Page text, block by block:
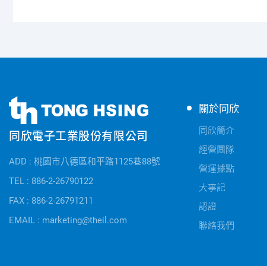
同
欣
電
公
司
訊
同欣電子工業股份有限公司
ADD : 桃園市八德區和平路1125巷88號
TEL : 886-2-26790122
FAX : 886-2-26791211
EMAIL : marketing@theil.com
同
關於同欣
同欣簡介
經營團隊
營運據點
大事記
認證
聯絡我們